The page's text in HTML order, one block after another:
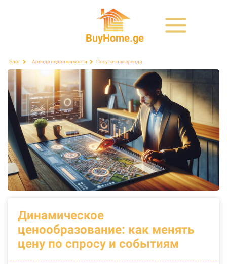
BuyHome.ge
Блог Аренда недвижимости Посуточная аренда
Динамическое
ценообразование: как менять
цену по спросу и событиям